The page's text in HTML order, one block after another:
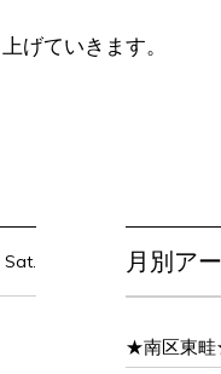
げていきます。
月別ア
★南区東畦